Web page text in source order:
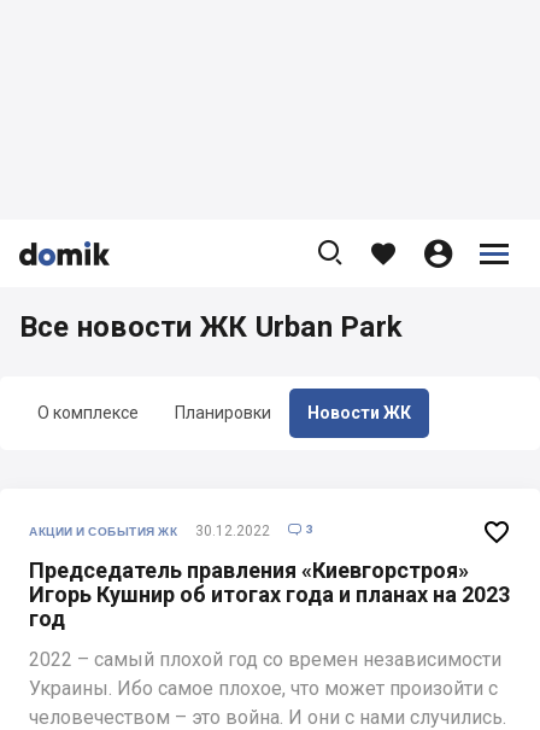


    


О комплексе Планировки Новости ЖК
Все новости ЖК Urban Park
АКЦИИ И СОБЫТИЯ ЖК 30.12.2022  3
Председатель правления «Киевгорстроя»
Игорь Кушнир об итогах года и планах на 2023
год
2022 – самый плохой год со времен независимости
Украины. Ибо самое плохое, что может произойти с
человечеством – это война. И они с нами случились.
